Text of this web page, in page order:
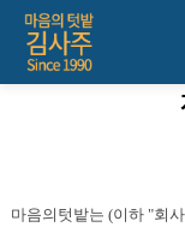
마음의텃밭는 (이하 "회